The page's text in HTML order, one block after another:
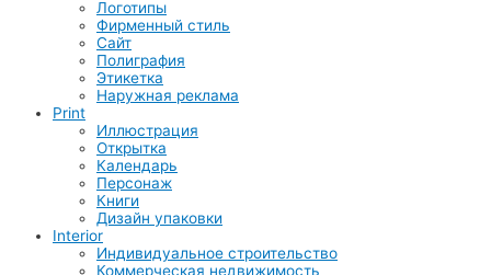
Логотипы
Фирменный стиль
Сайт
Полиграфия
Этикетка
Наружная реклама
Print
Иллюстрация
Открытка
Календарь
Персонаж
Книги
Дизайн упаковки
Interior
Индивидуальное строительство
Коммерческая недвижимость